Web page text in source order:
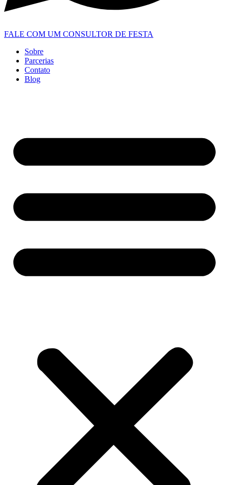
FALE COM UM CONSULTOR DE FESTA
Sobre
Parcerias
Contato
Blog